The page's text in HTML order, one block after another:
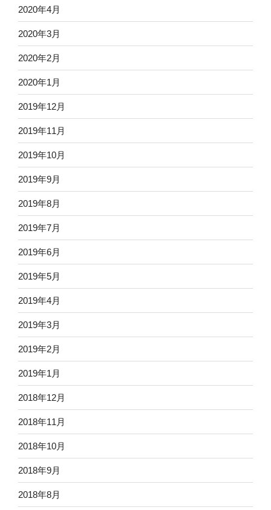
2020年4月
2020年3月
2020年2月
2020年1月
2019年12月
2019年11月
2019年10月
2019年9月
2019年8月
2019年7月
2019年6月
2019年5月
2019年4月
2019年3月
2019年2月
2019年1月
2018年12月
2018年11月
2018年10月
2018年9月
2018年8月